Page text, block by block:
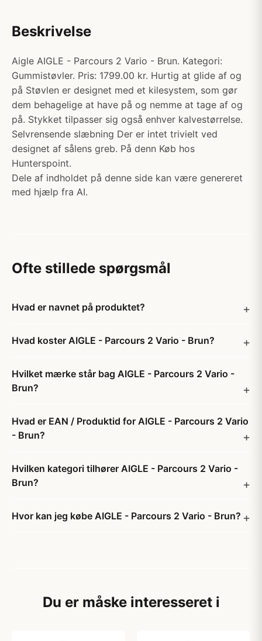
Beskrivelse
Aigle AIGLE - Parcours 2 Vario - Brun. Kategori:
Gummistøvler. Pris: 1799.00 kr. Hurtig at glide af og
på Støvlen er designet med et kilesystem, som gør
dem behagelige at have på og nemme at tage af og
på. Stykket tilpasser sig også enhver kalvestørrelse.
Selvrensende slæbning Der er intet trivielt ved
designet af sålens greb. På denn Køb hos
Hunterspoint.
Dele af indholdet på denne side kan være genereret
med hjælp fra AI.
Ofte stillede spørgsmål
Hvad er navnet på produktet?
Hvad koster AIGLE - Parcours 2 Vario - Brun?
Hvilket mærke står bag AIGLE - Parcours 2 Vario -
Brun?
Hvad er EAN / Produktid for AIGLE - Parcours 2 Vario
- Brun?
Hvilken kategori tilhører AIGLE - Parcours 2 Vario -
Brun?
Hvor kan jeg købe AIGLE - Parcours 2 Vario - Brun?
Du er måske interesseret i